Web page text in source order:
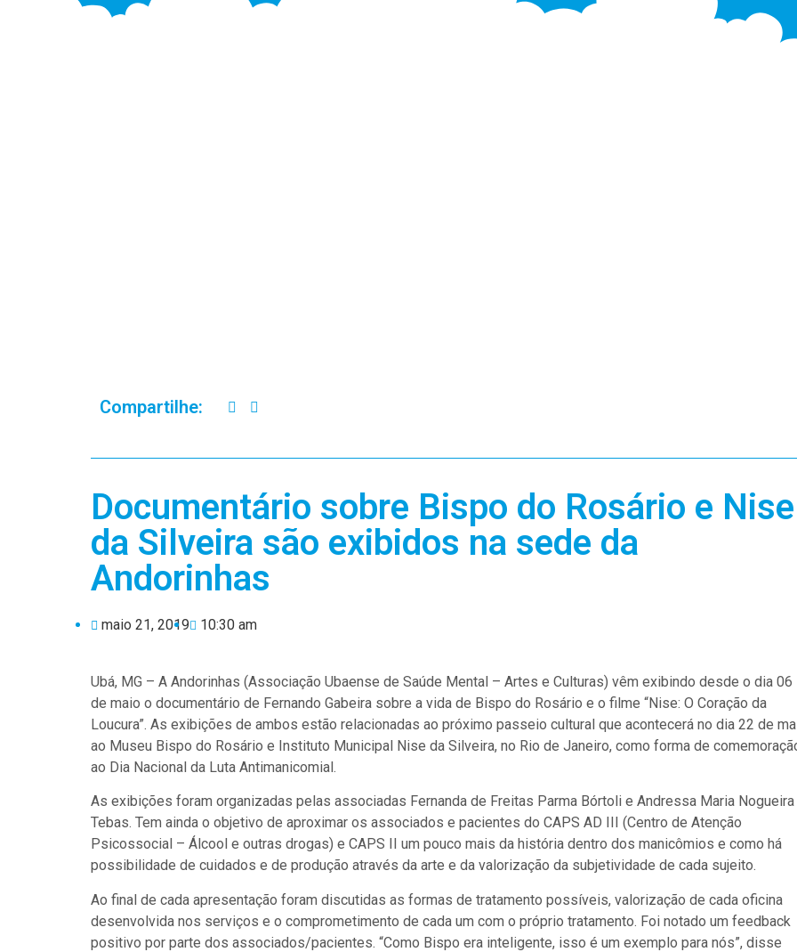
Compartilhe:
Documentário sobre Bispo do Rosário e Nise
da Silveira são exibidos na sede da
Andorinhas
maio 21, 2019 10:30 am
Ubá, MG – A Andorinhas (Associação Ubaense de Saúde Mental – Artes e Culturas) vêm exibindo desde o dia 06
de maio o documentário de Fernando Gabeira sobre a vida de Bispo do Rosário e o filme “Nise: O Coração da
Loucura”. As exibições de ambos estão relacionadas ao próximo passeio cultural que acontecerá no dia 22 de
ao Museu Bispo do Rosário e Instituto Municipal Nise da Silveira, no Rio de Janeiro, como forma de
ao Dia Nacional da Luta Antimanicomial.
As exibições foram organizadas pelas associadas Fernanda de Freitas Parma Bórtoli e Andressa Maria Nogueira
Tebas. Tem ainda o objetivo de aproximar os associados e pacientes do CAPS AD III (Centro de Atenção
Psicossocial – Álcool e outras drogas) e CAPS II um pouco mais da história dentro dos manicômios e como há
possibilidade de cuidados e de produção através da arte e da valorização da subjetividade de cada sujeito.
Ao final de cada apresentação foram discutidas as formas de tratamento possíveis, valorização de cada oficina
desenvolvida nos serviços e o comprometimento de cada um com o próprio tratamento. Foi notado um feedback
positivo por parte dos associados/pacientes. “Como Bispo era inteligente, isso é um exemplo para nós”, disse